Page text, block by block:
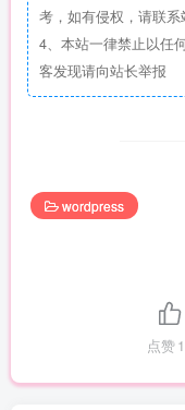
考，如有侵权，请联系
4、本站一律禁止以任
客发现请向站长举报
wordpress
点赞